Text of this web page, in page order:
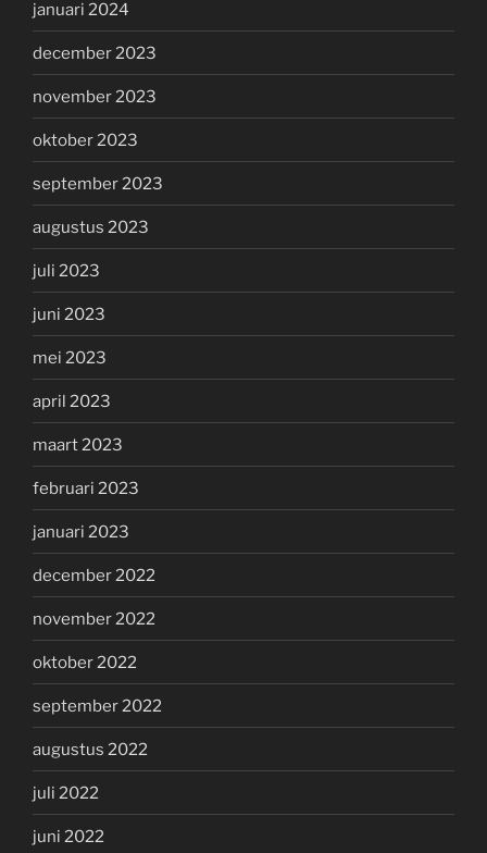
januari 2024
december 2023
november 2023
oktober 2023
september 2023
augustus 2023
juli 2023
juni 2023
mei 2023
april 2023
maart 2023
februari 2023
januari 2023
december 2022
november 2022
oktober 2022
september 2022
augustus 2022
juli 2022
juni 2022